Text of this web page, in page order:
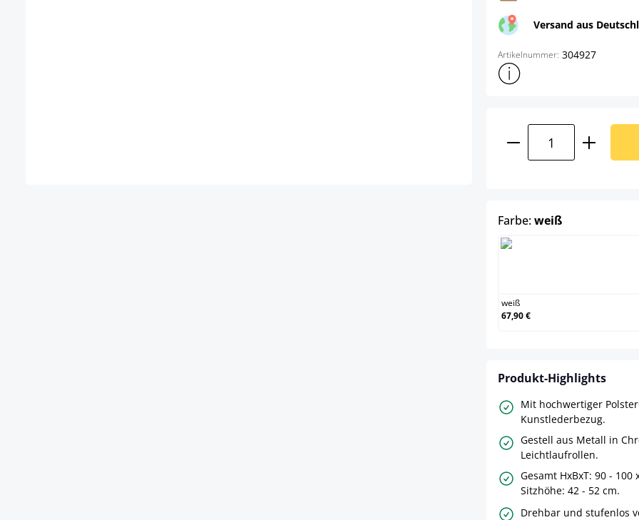
Versand aus
Artikelnummer: 304927
Weitere
Produkt Anzahl:
Farbe:weißauswählen
weiß
67,90 €
Produkt-Highlights
Mit hochwertiger
Kunstlederbezug.
Gestell aus Metall in
Leichtlaufrollen.
Gesamt HxBxT: 90 - 100
Sitzhöhe: 42 - 52 cm.
Drehbar und stufenlos